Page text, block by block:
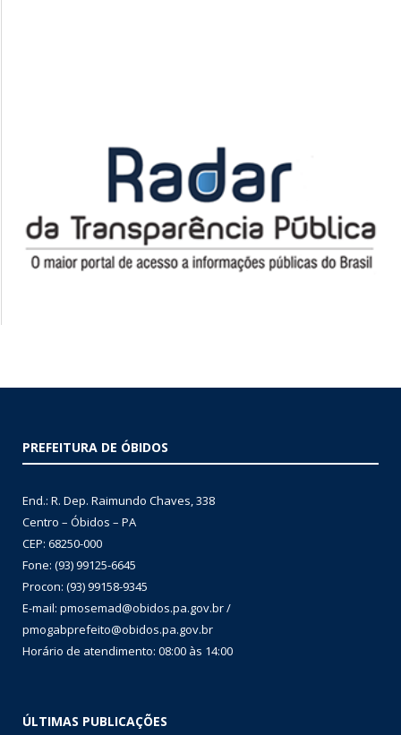
PREFEITURA DE ÓBIDOS
End.: R. Dep. Raimundo Chaves, 338
Centro – Óbidos – PA
CEP: 68250-000
Fone: (93) 99125-6645
Procon: (93) 99158-9345
E-mail: pmosemad@obidos.pa.gov.br /
pmogabprefeito@obidos.pa.gov.br
Horário de atendimento: 08:00 às 14:00
ÚLTIMAS PUBLICAÇÕES